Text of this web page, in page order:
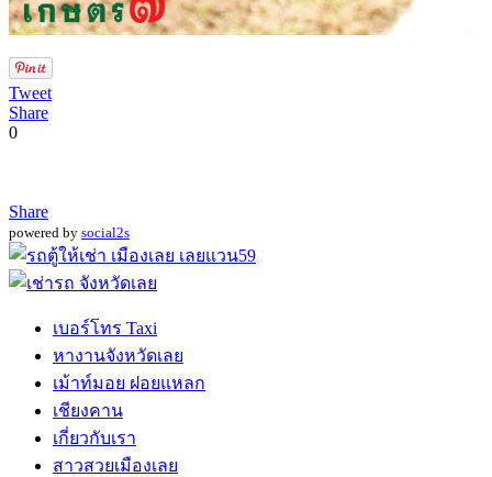
Tweet
Share
0
Share
powered by social2s
เบอร์โทร Taxi
หางานจังหวัดเลย
เม้าท์มอย ฝอยแหลก
เชียงคาน
เกี่ยวกับเรา
สาวสวยเมืองเลย